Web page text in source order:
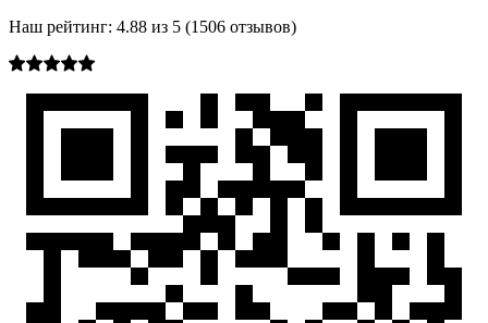
Наш рейтинг: 4.88 из 5 (1506 отзывов)